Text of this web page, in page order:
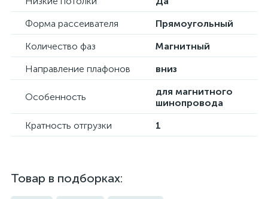
Форма рассеивателя
Прямоугольный
Количество фаз
Магнитный
Направление плафонов
вниз
Особенность
для магнитного
шинопровода
Кратность отгрузки
1
Товар в подборках: